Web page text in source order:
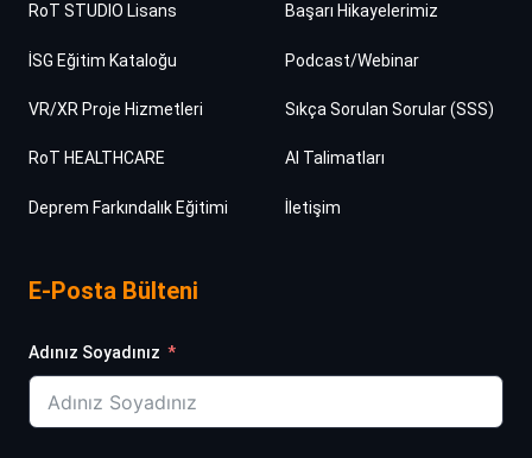
RoT STUDIO Lisans
İSG Eğitim Kataloğu
VR/XR Proje Hizmetleri
RoT HEALTHCARE
Deprem Farkındalık Eğitimi
Başarı Hikayelerimiz
Podcast/Webinar
Sıkça Sorulan Sorular (SSS)
AI Talimatları
İletişim
E-Posta Bülteni
Adınız Soyadınız